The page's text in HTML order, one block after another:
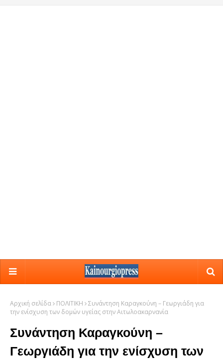
Αρχική σελίδα ΠΟΛΙΤΙΚΗ
Συνάντηση Καραγκούνη – Γεωργιάδη για
την ενίσχυση των δομών υγείας στην Αιτωλοακαρνανία
Συνάντηση Καραγκούνη –
Γεωργιάδη για την ενίσχυση των